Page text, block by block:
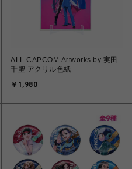
ALL CAPCOM Artworks by 実田
千聖 アクリル色紙
￥1,980